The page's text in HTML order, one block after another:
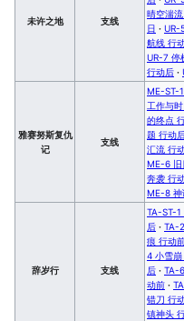
未许之地 支线
晴空湍
日 · UR-
航线 行
UR-7 停
行动后 ·
雅赛努斯复仇
记
支线
ME-ST-
工作与
的终点
题 行动
汇流 行
ME-6 旧
奔袭 行
ME-8 神
辞岁行 支线
TA-ST-1
后 · TA-
痕 行动
4 小雪
后 · TA-
动前 ·
错刀 行
镇神头